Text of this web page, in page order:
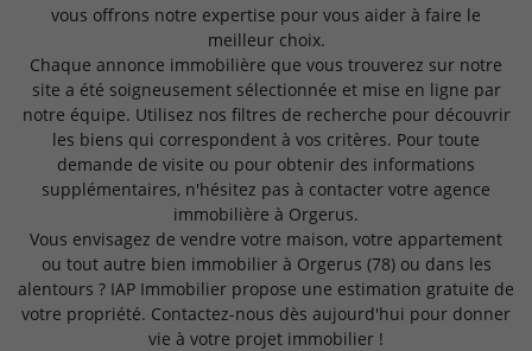
vous offrons notre expertise pour vous aider à faire le
meilleur choix.
Chaque annonce immobilière que vous trouverez sur notre
site a été soigneusement sélectionnée et mise en ligne par
notre équipe. Utilisez nos filtres de recherche pour découvrir
les biens qui correspondent à vos critères. Pour toute
demande de visite ou pour obtenir des informations
supplémentaires, n'hésitez pas à contacter votre agence
immobilière à Orgerus.
Vous envisagez de vendre votre maison, votre appartement
ou tout autre bien immobilier à Orgerus (78) ou dans les
alentours ? IAP Immobilier propose une estimation gratuite de
votre propriété. Contactez-nous dès aujourd'hui pour donner
vie à votre projet immobilier !